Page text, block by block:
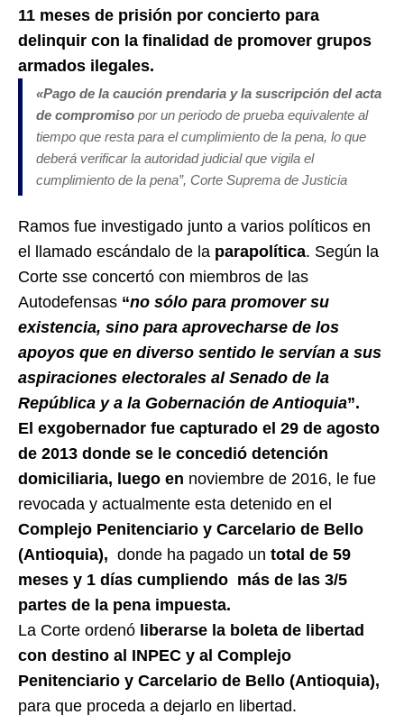
11 meses de prisión por concierto para
delinquir con la finalidad de promover grupos
armados ilegales.
«Pago de la caución prendaria y la suscripción del acta
de compromiso por un periodo de prueba equivalente al
tiempo que resta para el cumplimiento de la pena, lo que
deberá verificar la autoridad judicial que vigila el
cumplimiento de la pena”, Corte Suprema de Justicia
Ramos fue investigado junto a varios políticos en
el llamado escándalo de la parapolítica. Según la
Corte sse concertó con miembros de las
Autodefensas “no sólo para promover su
existencia, sino para aprovecharse de los
apoyos que en diverso sentido le servían a sus
aspiraciones electorales al Senado de la
República y a la Gobernación de Antioquia”.
El exgobernador fue capturado el 29 de agosto
de 2013 donde se le concedió detención
domiciliaria, luego en noviembre de 2016, le fue
revocada y actualmente esta detenido en el
Complejo Penitenciario y Carcelario de Bello
(Antioquia), donde ha pagado un total de 59
meses y 1 días cumpliendo más de las 3/5
partes de la pena impuesta.
La Corte ordenó liberarse la boleta de libertad
con destino al INPEC y al Complejo
Penitenciario y Carcelario de Bello (Antioquia),
para que proceda a dejarlo en libertad.